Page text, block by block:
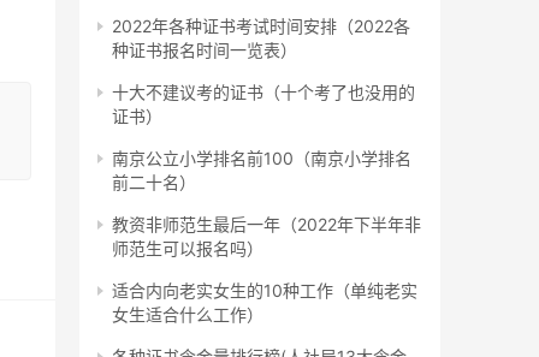
2022年各种证书考试时间安排（2022各
种证书报名时间一览表）
十大不建议考的证书（十个考了也没用的
证书）
南京公立小学排名前100（南京小学排名
前二十名）
教资非师范生最后一年（2022年下半年非
师范生可以报名吗）
适合内向老实女生的10种工作（单纯老实
女生适合什么工作）